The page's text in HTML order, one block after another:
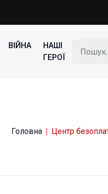
ВІЙНА
НАШІ
ГЕРОЇ
Головна Центр